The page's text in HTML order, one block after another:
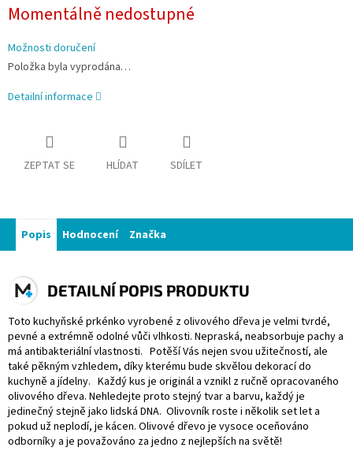
cena:
Momentálně nedostupné
Možnosti doručení
Položka byla vyprodána…
Detailní informace
ZEPTAT SE HLÍDAT SDÍLET
Popis Hodnocení Značka
DETAILNÍ POPIS PRODUKTU
Toto kuchyňské prkénko vyrobené z olivového dřeva je velmi tvrdé,
pevné a extrémně odolné vůči vlhkosti. Nepraská, neabsorbuje pachy a
má antibakteriální vlastnosti. Potěší Vás nejen svou užitečností, ale
také pěkným vzhledem, díky kterému bude skvělou dekorací do
kuchyně a jídelny. Každý kus je originál a vznikl z ručně opracovaného
olivového dřeva. Nehledejte proto stejný tvar a barvu, každý je
jedinečný stejně jako lidská DNA. Olivovník roste i několik set let a
pokud už neplodí, je kácen. Olivové dřevo je vysoce oceňováno
odborníky a je považováno za jedno z nejlepších na světě!